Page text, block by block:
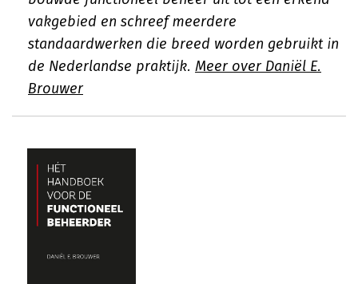
vakgebied en schreef meerdere
standaardwerken die breed worden gebruikt in
de Nederlandse praktijk. Meer over Daniël E.
Brouwer